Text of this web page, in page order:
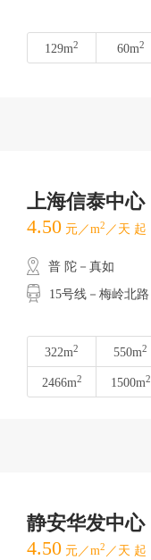
129m2 60m2
上海信泰中心
4.50 元／m2 ／天 起
普 陀－真如
15号线－梅岭北路
322m2 550m2
2466m2 1500m2
静安华发中心
4.50 元／m2 ／天 起